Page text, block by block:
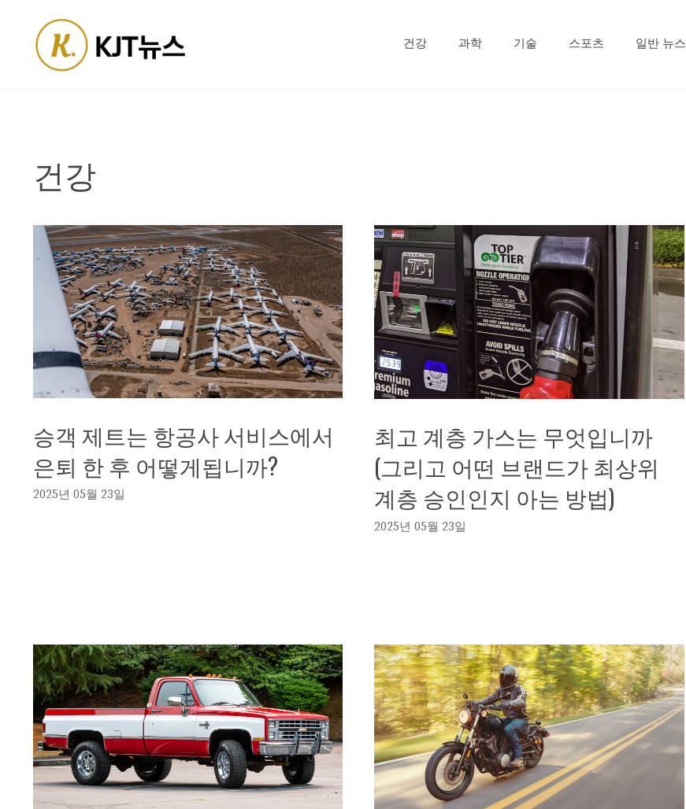
content
건강 과학 기술 스포츠 일반 뉴스
건강
승객 제트는 항공사 서비스에서
은퇴 한 후 어떻게됩니까?
2025년 05월 23일
최고 계층 가스는 무엇입니까
(그리고 어떤 브랜드가 최상위
계층 승인인지 아는 방법)
2025년 05월 23일